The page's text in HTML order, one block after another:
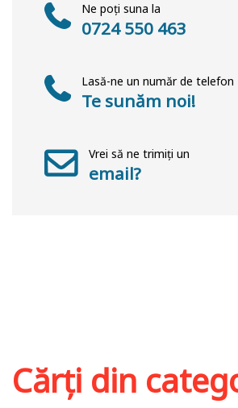
Ne poți suna la
0724 550 463
Lasă-ne un număr de telefon
Te sunăm noi!
Vrei să ne trimiți un
email?
Cărți din